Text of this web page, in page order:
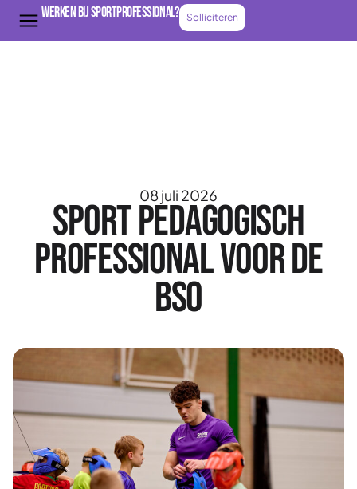
Werken bij Sportprofessional? Solliciteren
08 juli 2026
Sport pedagogisch
professional voor de
BSO